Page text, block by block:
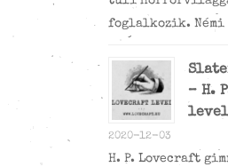
foglalkozik.
– H.
2020-12-03
H. P. Lovecraft